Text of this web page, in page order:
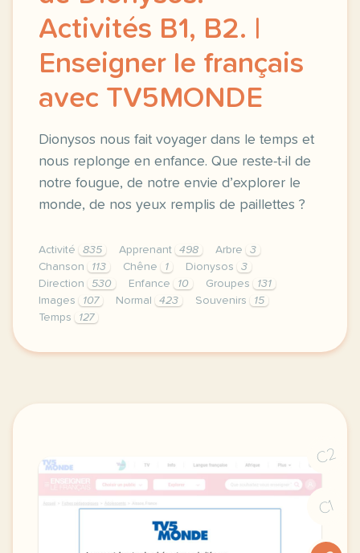
Activités B1, B2. |
Enseigner le français
avec TV5MONDE
Dionysos nous fait voyager dans le temps et
nous replonge en enfance. Que reste-t-il de
notre fougue, de notre envie d’explorer le
monde, de nos yeux remplis de paillettes ?
Activité 835 Apprenant 498 Arbre
3
Chanson
113 Chêne 1 Dionysos
3
Direction
530 Enfance 10 Groupes
131
Images
107 Normal 423 Souvenirs
15
Temps
127
didomi host didomi components button cursor
C2
C1